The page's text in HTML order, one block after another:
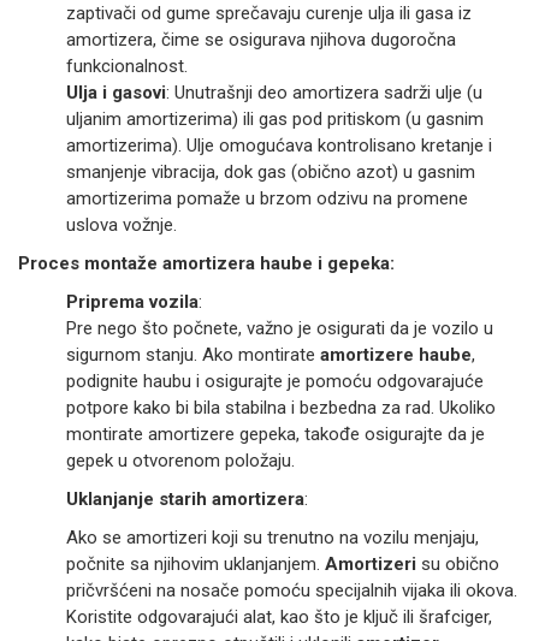
zaptivači od gume sprečavaju curenje ulja ili gasa iz
amortizera, čime se osigurava njihova dugoročna
funkcionalnost.
Ulja i gasovi: Unutrašnji deo amortizera sadrži ulje (u
uljanim amortizerima) ili gas pod pritiskom (u gasnim
amortizerima). Ulje omogućava kontrolisano kretanje i
smanjenje vibracija, dok gas (obično azot) u gasnim
amortizerima pomaže u brzom odzivu na promene
uslova vožnje.
Proces montaže amortizera haube i gepeka:
Priprema vozila:
Pre nego što počnete, važno je osigurati da je vozilo u
sigurnom stanju. Ako montirate amortizere haube,
podignite haubu i osigurajte je pomoću odgovarajuće
potpore kako bi bila stabilna i bezbedna za rad. Ukoliko
montirate amortizere gepeka, takođe osigurajte da je
gepek u otvorenom položaju.
Uklanjanje starih amortizera:
Ako se amortizeri koji su trenutno na vozilu menjaju,
počnite sa njihovim uklanjanjem. Amortizeri su obično
pričvršćeni na nosače pomoću specijalnih vijaka ili okova.
Koristite odgovarajući alat, kao što je ključ ili šrafciger,